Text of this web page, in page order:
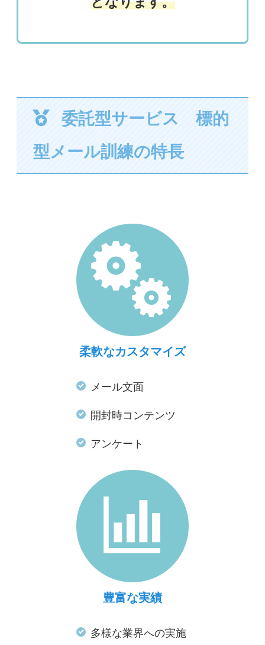
委託型サービス 標的
型メール訓練の特長
柔軟なカスタマイズ
メール文面
開封時コンテンツ
アンケート
豊富な実績
多様な業界への実施